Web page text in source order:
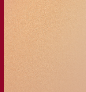
I nostri marchi